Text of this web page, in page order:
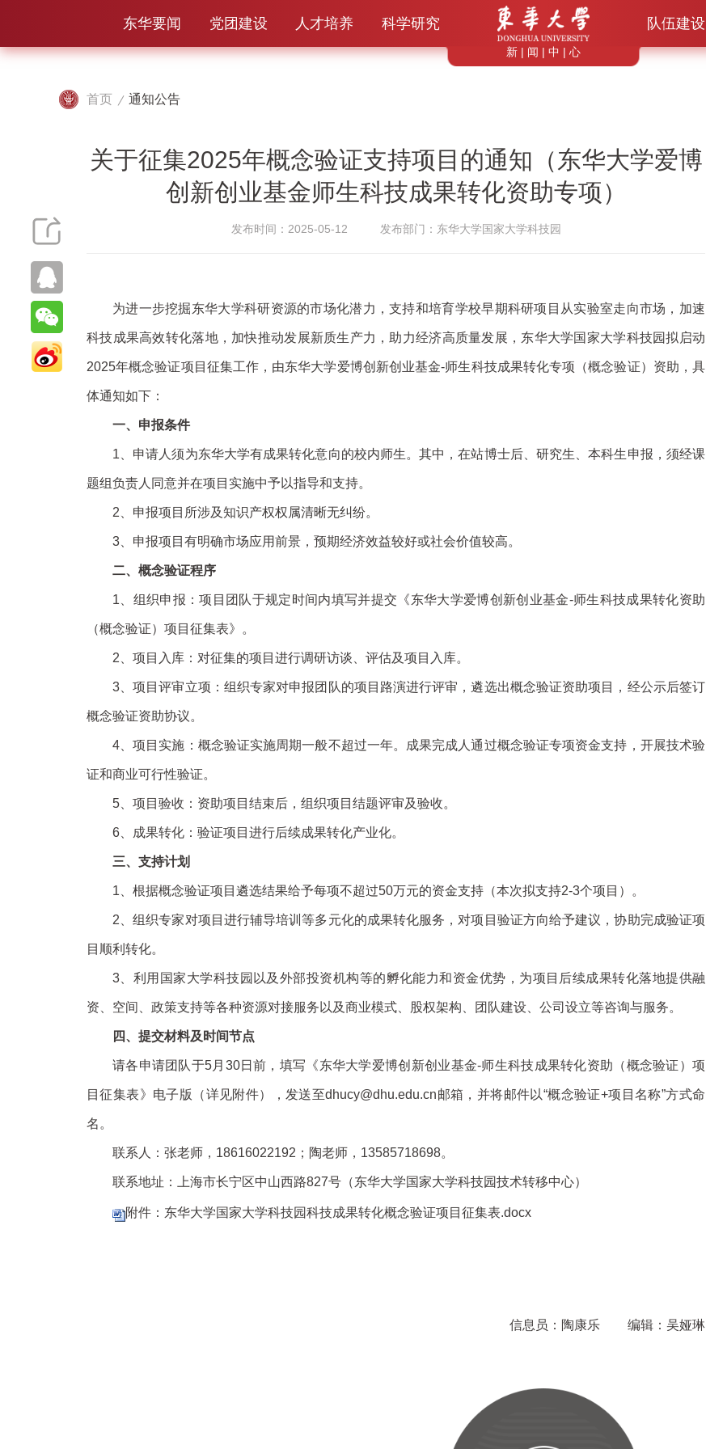
队伍建设
东华要闻 党团建设 人才培养 科学研究
新 | 闻 | 中 | 心
首页 通知公告
关于征集2025年概念验证支持项目的通知（东华大学爱博
创新创业基金师生科技成果转化资助专项）
发布时间：2025-05-12 发布部门：东华大学国家大学科技园
为进一步挖掘东华大学科研资源的市场化潜力，支持和培育学校早期科研项目从实验室走向市场，加速
科技成果高效转化落地，加快推动发展新质生产力，助力经济高质量发展，东华大学国家大学科技园拟启动
2025年概念验证项目征集工作，由东华大学爱博创新创业基金-师生科技成果转化专项（概念验证）资助，具
体通知如下：
一、申报条件
1、申请人须为东华大学有成果转化意向的校内师生。其中，在站博士后、研究生、本科生申报，须经课
题组负责人同意并在项目实施中予以指导和支持。
2、申报项目所涉及知识产权权属清晰无纠纷。
3、申报项目有明确市场应用前景，预期经济效益较好或社会价值较高。
二、概念验证程序
1、组织申报：项目团队于规定时间内填写并提交《东华大学爱博创新创业基金-师生科技成果转化资助
（概念验证）项目征集表》。
2、项目入库：对征集的项目进行调研访谈、评估及项目入库。
3、项目评审立项：组织专家对申报团队的项目路演进行评审，遴选出概念验证资助项目，经公示后签订
概念验证资助协议。
4、项目实施：概念验证实施周期一般不超过一年。成果完成人通过概念验证专项资金支持，开展技术验
证和商业可行性验证。
5、项目验收：资助项目结束后，组织项目结题评审及验收。
6、成果转化：验证项目进行后续成果转化产业化。
三、支持计划
1、根据概念验证项目遴选结果给予每项不超过50万元的资金支持（本次拟支持2-3个项目）。
2、组织专家对项目进行辅导培训等多元化的成果转化服务，对项目验证方向给予建议，协助完成验证项
目顺利转化。
3、利用国家大学科技园以及外部投资机构等的孵化能力和资金优势，为项目后续成果转化落地提供融
资、空间、政策支持等各种资源对接服务以及商业模式、股权架构、团队建设、公司设立等咨询与服务。
四、提交材料及时间节点
请各申请团队于5月30日前，填写《东华大学爱博创新创业基金-师生科技成果转化资助（概念验证）项
目征集表》电子版（详见附件），发送至dhucy@dhu.edu.cn邮箱，并将邮件以“概念验证+项目名称”方式命
名。
联系人：张老师，18616022192；陶老师，13585718698。
联系地址：上海市长宁区中山西路827号（东华大学国家大学科技园技术转移中心）
附件：东华大学国家大学科技园科技成果转化概念验证项目征集表.docx
信息员：陶康乐 编辑：吴娅琳